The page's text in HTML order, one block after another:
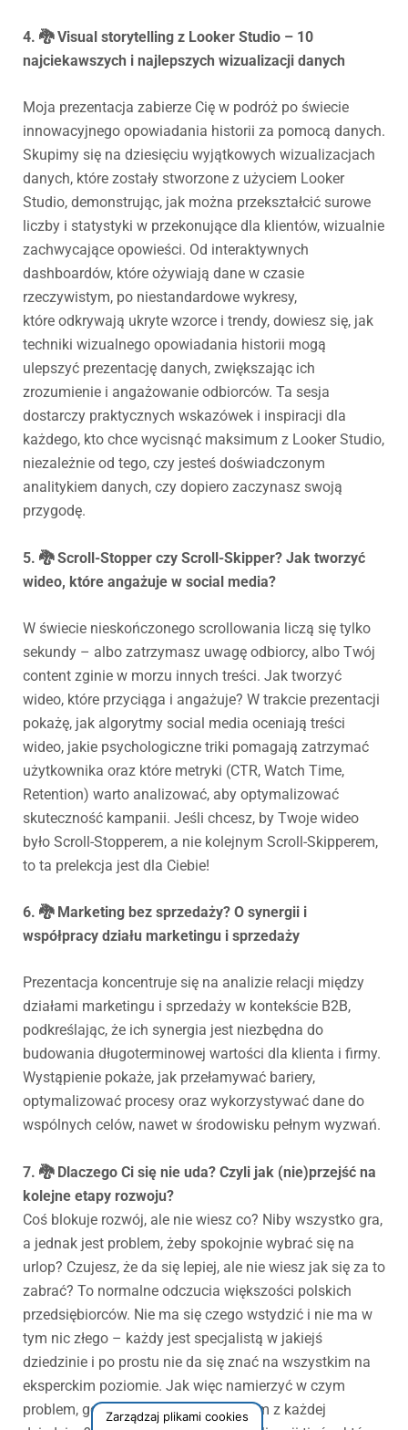
4. 🐉 Visual storytelling z Looker Studio – 10
najciekawszych i najlepszych wizualizacji danych
Moja prezentacja zabierze Cię w podróż po świecie
innowacyjnego opowiadania historii za pomocą danych.
Skupimy się na dziesięciu wyjątkowych wizualizacjach
danych, które zostały stworzone z użyciem Looker
Studio, demonstrując, jak można przekształcić surowe
liczby i statystyki w przekonujące dla klientów, wizualnie
zachwycające opowieści. Od interaktywnych
dashboardów, które ożywiają dane w czasie
rzeczywistym, po niestandardowe wykresy,
które odkrywają ukryte wzorce i trendy, dowiesz się, jak
techniki wizualnego opowiadania historii mogą
ulepszyć prezentację danych, zwiększając ich
zrozumienie i angażowanie odbiorców. Ta sesja
dostarczy praktycznych wskazówek i inspiracji dla
każdego, kto chce wycisnąć maksimum z Looker Studio,
niezależnie od tego, czy jesteś doświadczonym
analitykiem danych, czy dopiero zaczynasz swoją
przygodę.
5. 🐉 Scroll-Stopper czy Scroll-Skipper? Jak tworzyć
wideo, które angażuje w social media?
W świecie nieskończonego scrollowania liczą się tylko
sekundy – albo zatrzymasz uwagę odbiorcy, albo Twój
content zginie w morzu innych treści. Jak tworzyć
wideo, które przyciąga i angażuje? W trakcie prezentacji
pokażę, jak algorytmy social media oceniają treści
wideo, jakie psychologiczne triki pomagają zatrzymać
użytkownika oraz które metryki (CTR, Watch Time,
Retention) warto analizować, aby optymalizować
skuteczność kampanii. Jeśli chcesz, by Twoje wideo
było Scroll-Stopperem, a nie kolejnym Scroll-Skipperem,
to ta prelekcja jest dla Ciebie!
6. 🐉 Marketing bez sprzedaży? O synergii i
współpracy działu marketingu i sprzedaży
Prezentacja koncentruje się na analizie relacji między
działami marketingu i sprzedaży w kontekście B2B,
podkreślając, że ich synergia jest niezbędna do
budowania długoterminowej wartości dla klienta i firmy.
Wystąpienie pokaże, jak przełamywać bariery,
optymalizować procesy oraz wykorzystywać dane do
wspólnych celów, nawet w środowisku pełnym wyzwań.
7. 🐉 Dlaczego Ci się nie uda? Czyli jak (nie)przejść na
kolejne etapy rozwoju?
Coś blokuje rozwój, ale nie wiesz co? Niby wszystko gra,
a jednak jest problem, żeby spokojnie wybrać się na
urlop? Czujesz, że da się lepiej, ale nie wiesz jak się za to
zabrać? To normalne odczucia większości polskich
przedsiębiorców. Nie ma się czego wstydzić i nie ma w
tym nic złego – każdy jest specjalistą w jakiejś
dziedzinie i po prostu nie da się znać na wszystkim na
eksperckim poziomie. Jak więc namierzyć w czym
problem, gdy nie jesteśmy omnibusem z każdej
Zarządzaj plikami cookies